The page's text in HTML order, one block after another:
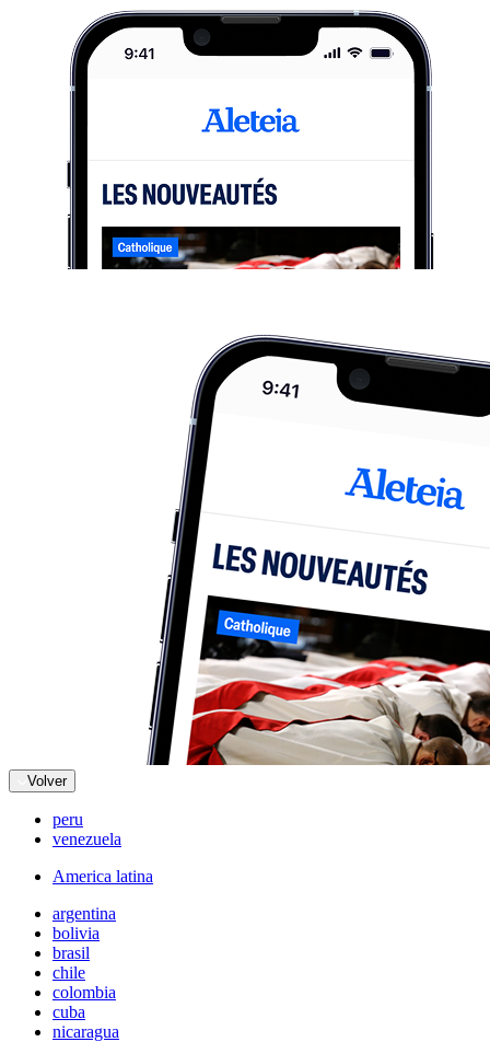
Volver
peru
venezuela
America latina
argentina
bolivia
brasil
chile
colombia
cuba
nicaragua